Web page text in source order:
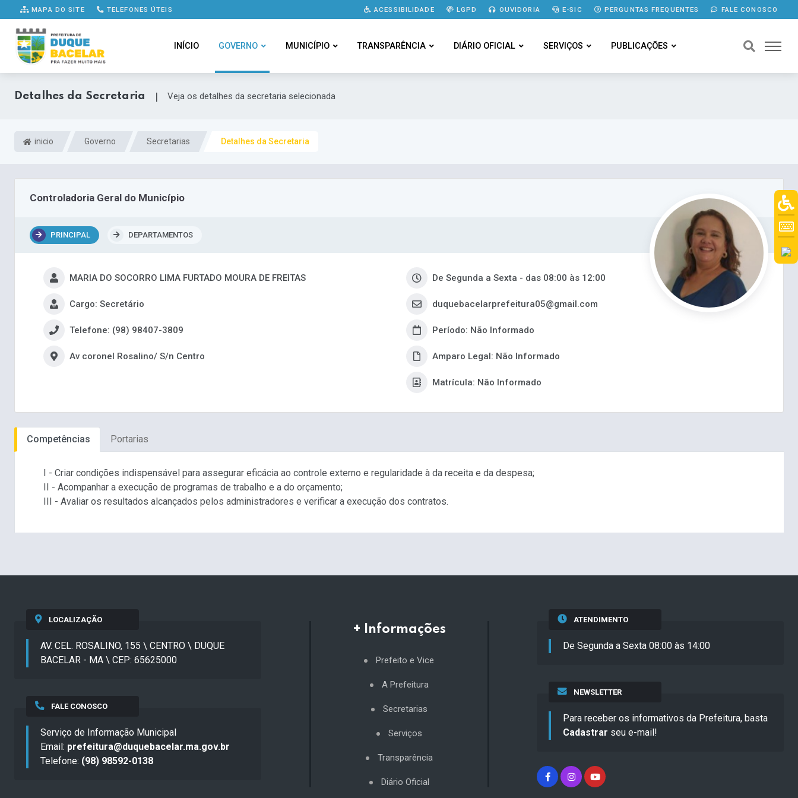
MAPA DO SITE TELEFONES ÚTEIS ACESSIBILIDADE LGPD OUVIDORIA E-SIC PERGUNTAS FREQUENTES FALE CONOSCO
INÍCIO GOVERNO MUNICÍPIO TRANSPARÊNCIA DIÁRIO OFICIAL SERVIÇOS PUBLICAÇÕES
Detalhes da Secretaria | Veja os detalhes da secretaria selecionada
inicio Governo Secretarias Detalhes da Secretaria
Controladoria Geral do Município
PRINCIPAL DEPARTAMENTOS
MARIA DO SOCORRO LIMA FURTADO MOURA DE FREITAS
Cargo: Secretário
Telefone: (98) 98407-3809
Av coronel Rosalino/ S/n Centro
De Segunda a Sexta - das 08:00 às 12:00
duquebacelarprefeitura05@gmail.com
Período: Não Informado
Amparo Legal: Não Informado
Matrícula: Não Informado
Competências Portarias
I - Criar condições indispensável para assegurar eficácia ao controle externo e regularidade à da receita e da despesa;
II - Acompanhar a execução de programas de trabalho e a do orçamento;
III - Avaliar os resultados alcançados pelos administradores e verificar a execução dos contratos.
LOCALIZAÇÃO
AV. CEL. ROSALINO, 155 \ CENTRO \ DUQUE
BACELAR - MA \ CEP: 65625000
FALE CONOSCO
Serviço de Informação Municipal
Email: prefeitura@duquebacelar.ma.gov.br
Telefone: (98) 98592-0138
+ Informações
Prefeito e Vice
A Prefeitura
Secretarias
Serviços
Transparência
Diário Oficial
ATENDIMENTO
De Segunda a Sexta 08:00 às 14:00
NEWSLETTER
Para receber os informativos da Prefeitura, basta
Cadastrar seu e-mail!